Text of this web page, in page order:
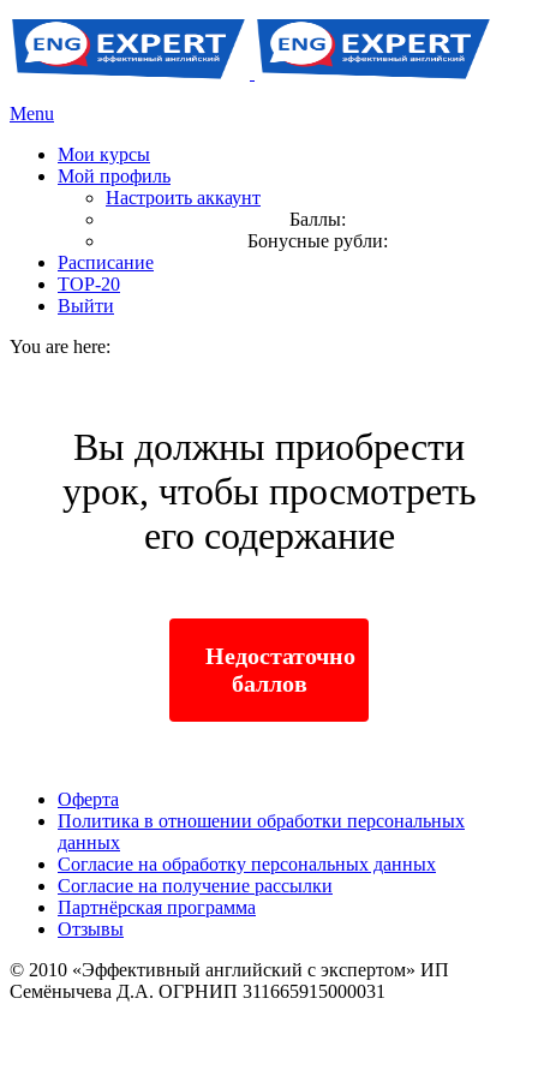
Menu
Мои курсы
Мой профиль
Настроить аккаунт
Баллы:
Бонусные рубли:
Расписание
TOP-20
Выйти
You are here:
Вы должны приобрести
урок, чтобы просмотреть
его содержание
Недостаточно
баллов
Оферта
Политика в отношении обработки персональных
данных
Согласие на обработку персональных данных
Согласие на получение рассылки
Партнёрская программа
Отзывы
© 2010 «Эффективный английский с экспертом» ИП
Семёнычева Д.А. ОГРНИП 311665915000031